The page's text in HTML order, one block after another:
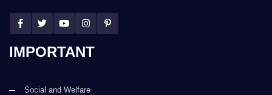
IMPORTANT
Social and Welfare